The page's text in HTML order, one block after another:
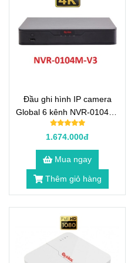
Đầu ghi hình IP camera
Global 6 kênh NVR-0104M-
V3
1.674.000đ
Mua ngay
Thêm giỏ hàng